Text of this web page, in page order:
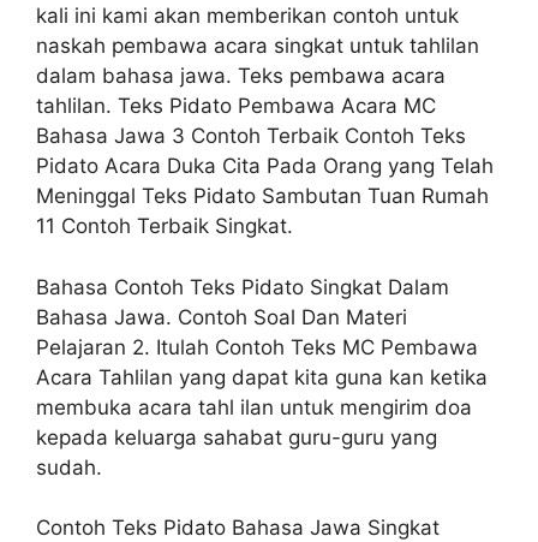
kali ini kami akan memberikan contoh untuk
naskah pembawa acara singkat untuk tahlilan
dalam bahasa jawa. Teks pembawa acara
tahlilan. Teks Pidato Pembawa Acara MC
Bahasa Jawa 3 Contoh Terbaik Contoh Teks
Pidato Acara Duka Cita Pada Orang yang Telah
Meninggal Teks Pidato Sambutan Tuan Rumah
11 Contoh Terbaik Singkat.
Bahasa Contoh Teks Pidato Singkat Dalam
Bahasa Jawa. Contoh Soal Dan Materi
Pelajaran 2. Itulah Contoh Teks MC Pembawa
Acara Tahlilan yang dapat kita guna kan ketika
membuka acara tahl ilan untuk mengirim doa
kepada keluarga sahabat guru-guru yang
sudah.
Contoh Teks Pidato Bahasa Jawa Singkat